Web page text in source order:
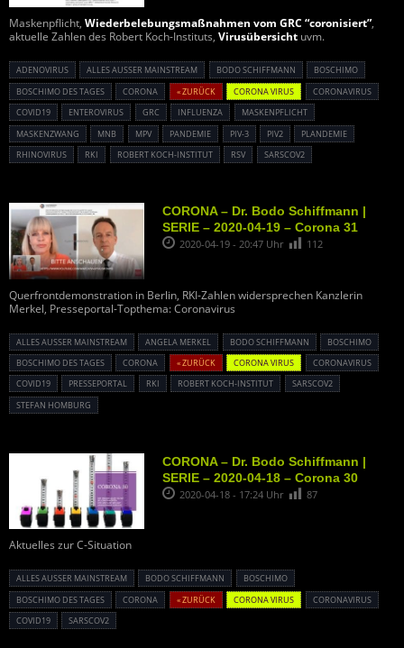
Maskenpflicht, Wiederbelebungsmaßnahmen vom GRC “coronisiert”,
aktuelle Zahlen des Robert Koch-Instituts, Virusübersicht uvm.
ADENOVIRUS ALLES AUSSER MAINSTREAM BODO SCHIFFMANN
BOSCHIMO
BOSCHIMO DES TAGES
CORONA « ZURÜCK CORONA VIRUS
CORONAVIRUS
COVID19
ENTEROVIRUS GRC INFLUENZA
MASKENPFLICHT
MASKENZWANG
MNB MPV PANDEMIE PIV-3 PIV2
PLANDEMIE
RHINOVIRUS
RKI ROBERT KOCH-INSTITUT RSV SARSCOV2
CORONA – Dr. Bodo Schiffmann |
SERIE – 2020-04-19 – Corona 31
2020-04-19 - 20:47 Uhr 112
Querfrontdemonstration in Berlin, RKI-Zahlen widersprechen Kanzlerin
Merkel, Presseportal-Topthema: Coronavirus
ALLES AUSSER MAINSTREAM ANGELA MERKEL BODO SCHIFFMANN
BOSCHIMO
BOSCHIMO DES TAGES
CORONA « ZURÜCK CORONA VIRUS
CORONAVIRUS
COVID19
PRESSEPORTAL RKI ROBERT KOCH-INSTITUT
SARSCOV2
STEFAN HOMBURG
CORONA – Dr. Bodo Schiffmann |
SERIE – 2020-04-18 – Corona 30
2020-04-18 - 17:24 Uhr 87
Aktuelles zur C-Situation
ALLES AUSSER MAINSTREAM BODO SCHIFFMANN
BOSCHIMO
BOSCHIMO DES TAGES
CORONA « ZURÜCK CORONA VIRUS
CORONAVIRUS
COVID19
SARSCOV2